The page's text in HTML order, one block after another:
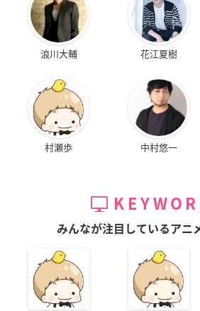
浪川大輔 花江夏樹
村瀬歩 中村悠一
みんなが注目しているアニ